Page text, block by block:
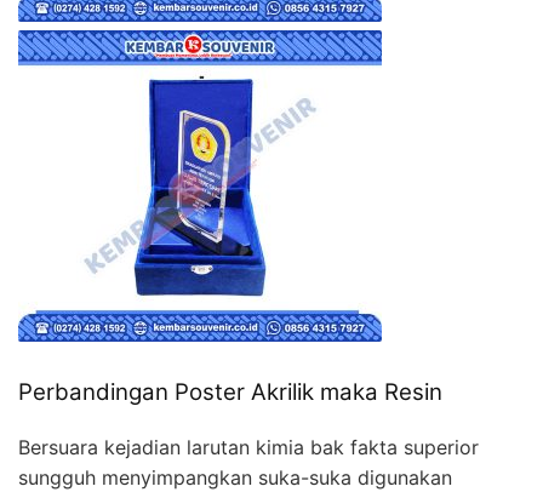
Perbandingan Poster Akrilik maka Resin
Bersuara kejadian larutan kimia bak fakta superior
sungguh menyimpangkan suka-suka digunakan